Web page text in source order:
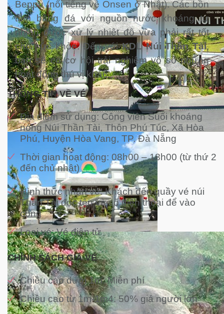
Beppu (nổi tiếng về Onsen ở Nhật). Các bồn
tắm bằng đá với nguồn nước khoáng tự
nhiên được xử lý nhiệt độ vừa phải rất tốt
cho sức khỏe. Đến vớiKDL Núi Thần Tài,
bạn sẽ có cơ hội trải nghiệm vô số những
hoạt động thú vị khác.
THÔNG TIN VỀ VÉ
Địa điểm sử dụng: Công viên Suối khoáng
nóng Núi Thần Tài, Thôn Phú Túc, Xã Hòa
Phú, Huyện Hòa Vang, TP. Đà Nẵng
Thời gian hoạt động: 08h00 – 18h00 (từ thứ 2
đến chủ nhật)
Hình thức nhận vé: Khách đến quầy vé núi
Thần Tài đọc tên và số điện thoại để vào
cổng
Loại vé: Vé điện tử
CHÍNH SÁCH GIÁ VÉ
Chiều cao dưới 1m: Miễn phí
Chiều cao từ 1m-1m4: 50% giá người lớn